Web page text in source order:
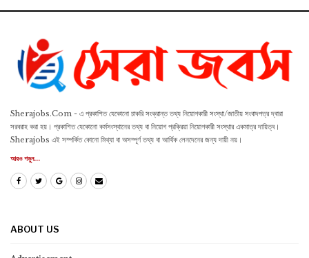
Sherajobs.Com - এ প্রকাশিত যেকোনো চাকরি সংক্রান্ত তথ্য নিয়োগকারী সংস্থা/জাতীয় সংবাদপত্র দ্বারা
সরবরাহ করা হয়। প্রকাশিত যেকোনো কর্মসংস্থানের তথ্য বা নিয়োগ প্রক্রিয়া নিয়োগকারী সংস্থার একমাত্র দায়িত্ব।
Sherajobs এই সম্পর্কিত কোনো মিথ্যা বা অসম্পূর্ণ তথ্য বা আর্থিক লেনদেনের জন্য দায়ী নয়।
আরও পড়ুন...
ABOUT US